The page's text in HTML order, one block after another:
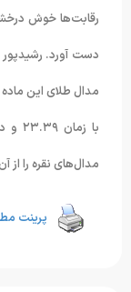
رقابت‌ها خوش
مدال‌های نقره را از
پرینت